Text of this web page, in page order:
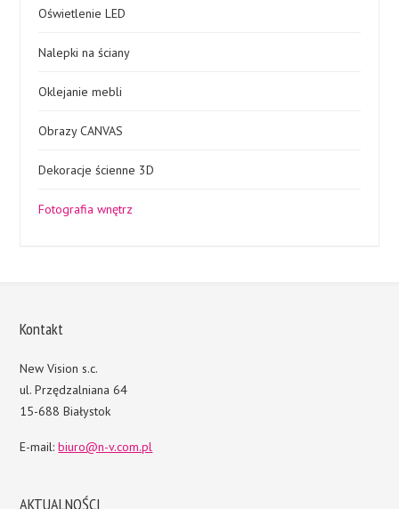
Oświetlenie LED
Nalepki na ściany
Oklejanie mebli
Obrazy CANVAS
Dekoracje ścienne 3D
Fotografia wnętrz
Kontakt
New Vision s.c.
ul. Przędzalniana 64
15-688 Białystok
E-mail:biuro@n-v.com.pl
AKTUALNOŚCI